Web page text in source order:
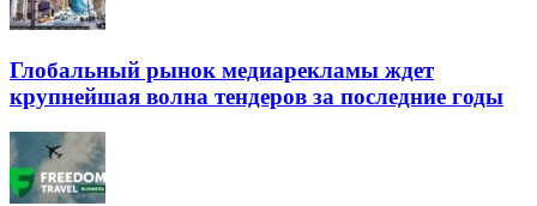
Глобальный рынок медиарекламы ждет
крупнейшая волна тендеров за последние годы